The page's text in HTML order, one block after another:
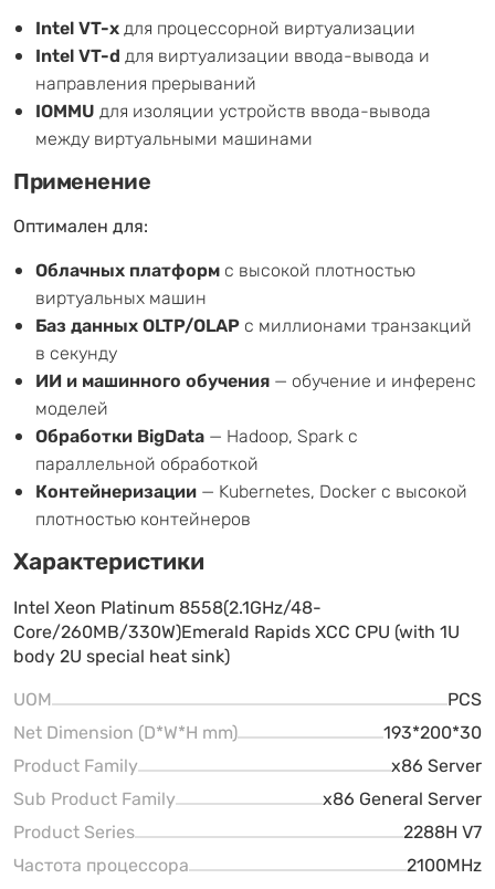
Intel VT-xдля процессорной виртуализации
Intel VT-d для виртуализации ввода-вывода и
направления прерываний
IOMMU для изоляции устройств ввода-вывода
между виртуальными машинами
Применение
Оптимален для:
Облачных платформ с высокой плотностью
виртуальных машин
Баз данных OLTP/OLAP с миллионами транзакций
в секунду
ИИ и машинного обучения — обучение и инференс
моделей
Обработки BigData — Hadoop, Spark с
параллельной обработкой
Контейнеризации — Kubernetes, Docker с высокой
плотностью контейнеров
Характеристики
Intel Xeon Platinum 8558(2.1GHz/48-
Core/260MB/330W)Emerald Rapids XCC CPU (with 1U
body 2U special heat sink)
UOM
PCS
Net Dimension (D*W*H mm)
193*200*30
Product Family
x86 Server
Sub Product Family
x86 General Server
Product Series
2288H V7
Частота процессора
2100MHz